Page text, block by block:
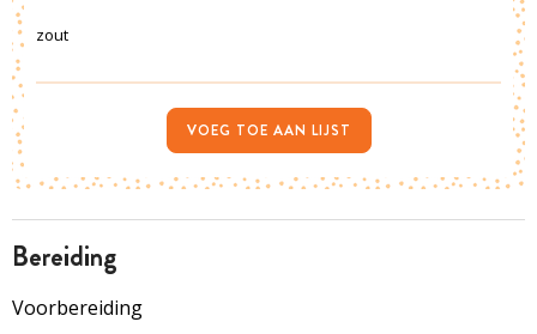
bereiding
Voorbereiding
zout
VOEG TOE AAN LIJST